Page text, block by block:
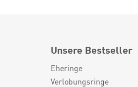
Unsere Bestseller
Eheringe
Verlobungsringe